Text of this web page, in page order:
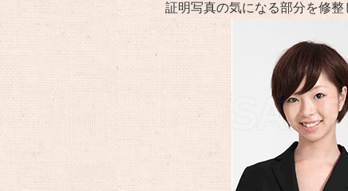
証明写真の気になる部分を修整